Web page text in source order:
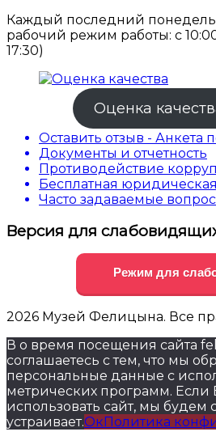
Каждый последний
рабочий режим работы: с
17:30)
Оценка
Оставить отзыв - Анкета
Документы и отчетность
Противодействие
Бесплатная
Часто задаваемые
Версия для
Режим для
2026 Музей Фелицына. Все
В о время посещения сайта
соглашаетесь с тем, что мы
персональные данные с
метрических программ.
использовать сайт, мы будем
устраивает.ОкПолитика